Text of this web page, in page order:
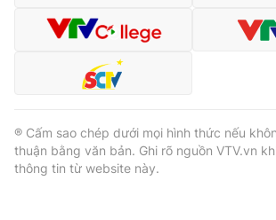
® Cấm sao chép dưới mọi hình thức nếu
thuận bằng văn bản. Ghi rõ nguồn VTV.vn
thông tin từ website này.